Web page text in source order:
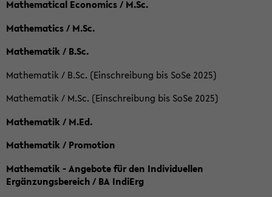
Mathematical Economics / M.Sc.
Mathematics / M.Sc.
Mathematik / B.Sc.
Mathematik / B.Sc. (Einschreibung bis SoSe 2025)
Mathematik / M.Sc. (Einschreibung bis SoSe 2025)
Mathematik / M.Ed.
Mathematik / Promotion
Mathematik - Angebote für den Individuellen
Ergänzungsbereich / BA IndiErg